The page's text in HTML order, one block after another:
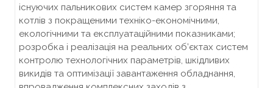
існуючих пальникових систем камер згоряння та
котлів з покращеними техніко-економічними,
екологічними та експлуатаційними показниками;
розробка і реалізація на реальних об’єктах систем
контролю технологічних параметрів, шкідливих
викидів та оптимізації завантаження обладнання,